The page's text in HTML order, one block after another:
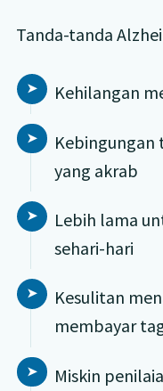
Tanda-tanda
Kehilangan
yang akrab
Lebih lama
sehari-hari
Kesulitan
membayar
Miskin